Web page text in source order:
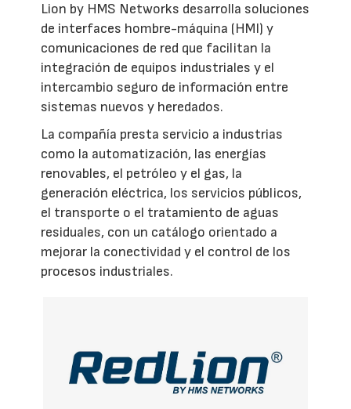
Lion by HMS Networks desarrolla soluciones
de interfaces hombre-máquina (HMI) y
comunicaciones de red que facilitan la
integración de equipos industriales y el
intercambio seguro de información entre
sistemas nuevos y heredados.
La compañía presta servicio a industrias
como la automatización, las energías
renovables, el petróleo y el gas, la
generación eléctrica, los servicios públicos,
el transporte o el tratamiento de aguas
residuales, con un catálogo orientado a
mejorar la conectividad y el control de los
procesos industriales.